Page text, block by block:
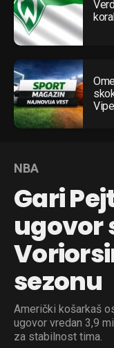
NBA
Gari
ugovor
sezonu
Američki košarkaš
ugovor vredan 3,9
za stabilnost tima.